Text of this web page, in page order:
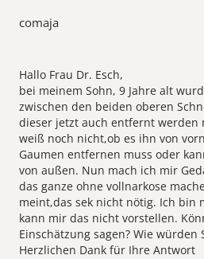
comaja
Hallo Frau Dr. Esch,
bei meinem Sohn, 9 Jahre alt
zwischen den beiden oberen
dieser jetzt auch entfernt werden
weiß noch nicht,ob es ihn von
Gaumen entfernen muss oder
von außen. Nun mach ich mir
das ganze ohne vollnarkose
meint,das sek nicht nötig. Ich bin
kann mir das nicht vorstellen.
Einschätzung sagen? Wie würden
Herzlichen Dank für Ihre Antwort